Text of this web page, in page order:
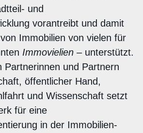
und
vorantreibt und damit
Immobilien von vielen für
Immovielien – unterstützt.
Partnerinnen und Partnern
öffentlicher Hand,
und Wissenschaft setzt
für eine
in der Immobilien-